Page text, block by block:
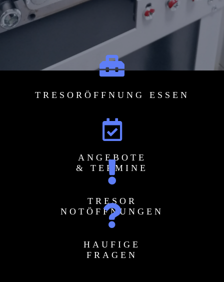
TRESORÖFFNUNG ESSEN
ANGEBOTE
& TERMINE
TRESOR
NOTÖFFNUNGEN
HAUFIGE
FRAGEN